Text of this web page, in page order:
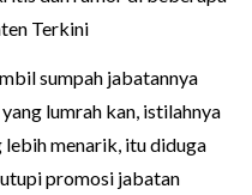
Terkini
sumpah jabatannya
lumrah kan, istilahnya
lebih menarik, itu diduga
promosi jabatan